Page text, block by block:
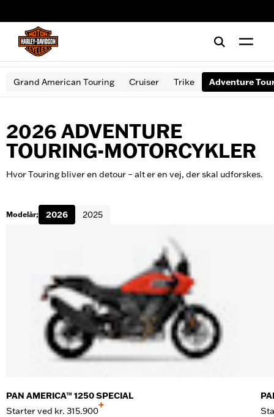
Grand American Touring Cruiser Trike Adventure
2026 ADVENTURE
TOURING-MOTORCYKLER
Hvor Touring bliver en detour – alt er en vej, der skal udforskes.
Modelår; 2026 2025
PAN AMERICA™ 1250 SPECIAL
Starter ved kr. 315.900
+